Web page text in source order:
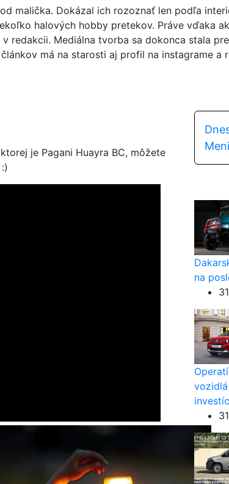
malička. Dokázal ich rozoznať len podľa
halových hobby pretekov. Práve vďaka
v redakcii. Mediálna tvorba sa dokonca stala
má na starosti aj profil na instagrame a
je Pagani Huayra BC, môžete
na